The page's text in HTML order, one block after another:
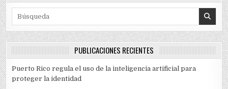
PUBLICACIONES RECIENTES
Puerto Rico regula el uso de la inteligencia artificial para
proteger la identidad